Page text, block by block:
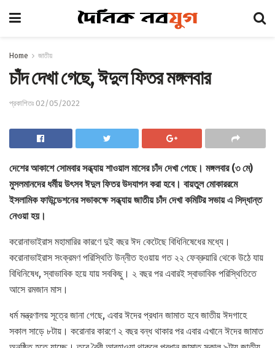
Home জাতীয়
চাঁদ দেখা গেছে, ঈদুল ফিতর মঙ্গলবার
প্রকাশিতঃ 02/05/2022
দেশের আকাশে সোমবার সন্ধ্যায় শাওয়াল মাসের চাঁদ দেখা গেছে। মঙ্গলবার (৩ মে)
মুসলমানদের ধর্মীয় উৎসব ঈদুল ফিতর উদযাপন করা হবে। বায়তুল মোকাররমে
ইসলামিক ফাউন্ডেশনের সভাকক্ষে সন্ধ্যায় জাতীয় চাঁদ দেখা কমিটির সভায় এ সিদ্ধান্ত
নেওয়া হয়।
করোনাভাইরাস মহামারির কারণে দুই বছর ঈদ কেটেছে বিধিনিষেধের মধ্যে।
করোনাভাইরাস সংক্রমণ পরিস্থিতি উন্নীত হওয়ায় গত ২২ ফেব্রুয়ারি থেকে উঠে যায়
বিধিনিষেধ, স্বাভাবিক হয়ে যায় সবকিছু। ২ বছর পর এবারই স্বাভাবিক পরিস্থিতিতে
আসে রমজান মাস।
ধর্ম মন্ত্রণালয় সূত্রে জানা গেছে, এবার ঈদের প্রধান জামাত হবে জাতীয় ঈদগাহে
সকাল সাড়ে ৮টায়। করোনার কারণে ২ বছর বন্ধ থাকার পর এবার এখানে ঈদের জামাত